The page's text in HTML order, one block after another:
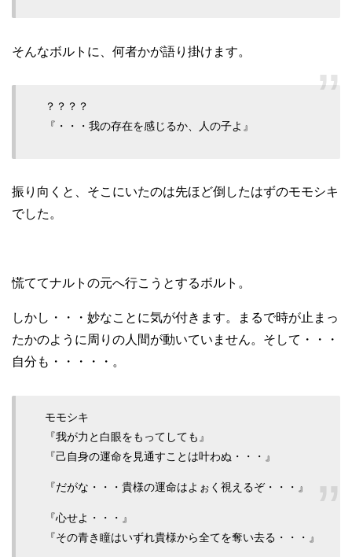
そんなボルトに、何者かが語り掛けます。
？？？？
『・・・我の存在を感じるか、人の子よ』
振り向くと、そこにいたのは先ほど倒したはずのモモシキ
でした。
慌ててナルトの元へ行こうとするボルト。
しかし・・・妙なことに気が付きます。まるで時が止まっ
たかのように周りの人間が動いていません。そして・・・
自分も・・・・・。
モモシキ
『我が力と白眼をもってしても』
『己自身の運命を見通すことは叶わぬ・・・』
『だがな・・・貴様の運命はよぉく視えるぞ・・・』
『心せよ・・・』
『その青き瞳はいずれ貴様から全てを奪い去る・・・』